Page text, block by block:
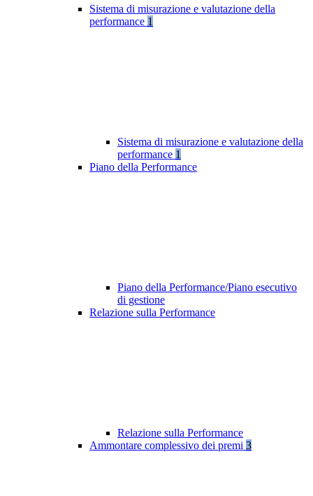
Sistema di misurazione e valutazione della
performance 1
Sistema di misurazione e valutazione della
performance 1
Piano della Performance
Piano della Performance/Piano esecutivo
di gestione
Relazione sulla Performance
Relazione sulla Performance
Ammontare complessivo dei premi 3